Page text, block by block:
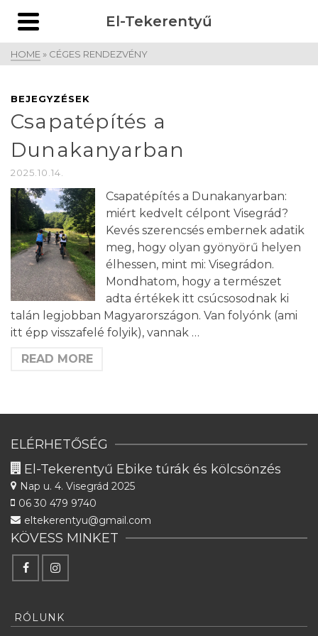
El-Tekerentyű
HOME » CÉGES RENDEZVÉNY
BEJEGYZÉSEK
Csapatépítés a
Dunakanyarban
2025.10.14.
Csapatépítés a Dunakanyarban:
miért kedvelt célpont Visegrád?
Kevés szerencsés embernek adatik
meg, hogy olyan gyönyörű helyen
élhessen, mint mi: Visegrádon.
Mondhatom, hogy a természet
adta értékek itt csúcsosodnak ki
talán legjobban Magyarországon. Van folyónk (ami
itt épp visszafelé folyik), vannak …
READ MORE
ELÉRHETŐSÉG
El-Tekerentyű Ebike túrák és kölcsönzés
Nap u. 4. Visegrád 2025
06 30 479 9740
eltekerentyu@gmail.com
KÖVESS MINKET
RÓLUNK